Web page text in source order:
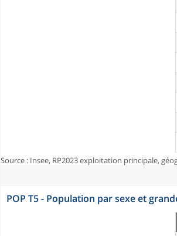
Source : Insee, RP2023 exploitation principale,
POP T5 - Population par sexe et